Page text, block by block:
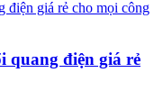
quang điện giá rẻ